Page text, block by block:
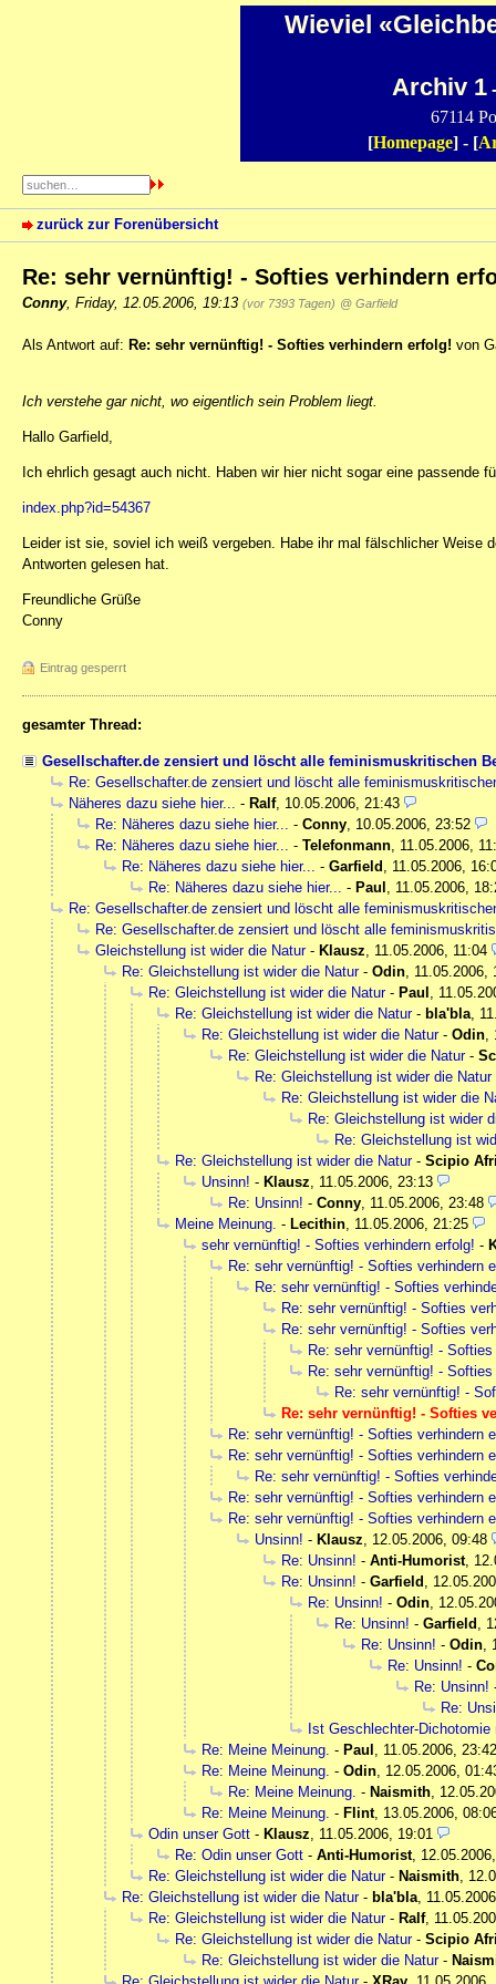
Wieviel
Archiv 1
67114
[Homepage] - [
zurück zur Forenübersicht
Re: sehr vernünftig! - Softies verhindern
Conny, Friday, 12.05.2006, 19:13 (vor 7393 Tagen) @ Garfield
Als Antwort auf: Re: sehr vernünftig! - Softies verhindern erfolg! von
Ich verstehe gar nicht, wo eigentlich sein Problem liegt.
Hallo Garfield,
Ich ehrlich gesagt auch nicht. Haben wir hier nicht sogar eine passende
index.php?id=54367
Leider ist sie, soviel ich weiß vergeben. Habe ihr mal fälschlicher Weise
Antworten gelesen hat.
Freundliche Grüße
Conny
Eintrag gesperrt
gesamter Thread:
Gesellschafter.de zensiert und löscht alle feminismuskritischen
Re: Gesellschafter.de zensiert und löscht alle
Näheres dazu siehe hier...
- Ralf, 10.05.2006, 21:43
Re: Näheres dazu siehe hier...
- Conny 10.05.2006, 23:52
Re: Näheres dazu siehe hier...
- Telefonmann 11.05.2006,
Re: Näheres dazu siehe hier...
- Garfield
11.05.2006,
Re: Näheres dazu siehe hier...
- Paul
11.05.2006,
Re: Gesellschafter.de zensiert und löscht alle
Re: Gesellschafter.de zensiert und löscht alle
Gleichstellung ist wider die Natur- Klausz
11.05.2006, 11:04
Re: Gleichstellung ist wider die Natur- Odin 11.05.2006,
Re: Gleichstellung ist wider die Natur- Paul
Re: Gleichstellung ist wider die Natur- bla'bla
Re: Gleichstellung ist wider die Natur- Odin
Re: Gleichstellung ist wider die Natur-
Re: Gleichstellung ist wider die Natur
Re: Gleichstellung ist wider die
Re: Gleichstellung ist wider
Re: Gleichstellung ist
Re: Gleichstellung ist wider die Natur- Scipio
Unsinn! - Klausz
11.05.2006, 23:13
Re: Unsinn! - Conny 11.05.2006, 23:48
Meine Meinung. - Lecithin 11.05.2006, 21:25
sehr vernünftig! - Softies verhindern erfolg! -
Re: sehr vernünftig! - Softies verhindern
Re: sehr vernünftig! - Softies
Re: sehr vernünftig! - Softies
Re: sehr vernünftig! - Softies
Re: sehr vernünftig! -
Re: sehr vernünftig! -
Re: sehr vernünftig! -
Re: sehr vernünftig! - Softies
Re: sehr vernünftig! - Softies verhindern
Re: sehr vernünftig! - Softies verhindern
Re: sehr vernünftig! - Softies
Re: sehr vernünftig! - Softies verhindern
Re: sehr vernünftig! - Softies verhindern
Unsinn! - Klausz
12.05.2006, 09:48
Re: Unsinn! - Anti-Humorist,
Re: Unsinn! - Garfield
Re: Unsinn! - Odin
Re: Unsinn! - Garfield
Re: Unsinn! - Odin
Re: Unsinn! -
Re: Unsinn!
Re:
Ist Geschlechter-
Re: Meine Meinung. - Paul
11.05.2006, 23:42
Re: Meine Meinung. - Odin 12.05.2006,
Re: Meine Meinung. - Naismith
Re: Meine Meinung. - Flint, 13.05.2006,
Odin unser Gott - Klausz
11.05.2006, 19:01
Re: Odin unser Gott - Anti-Humorist,
Re: Gleichstellung ist wider die Natur- Naismith
Re: Gleichstellung ist wider die Natur- bla'bla
Re: Gleichstellung ist wider die Natur- Ralf,
Re: Gleichstellung ist wider die Natur- Scipio
Re: Gleichstellung ist wider die Natur-